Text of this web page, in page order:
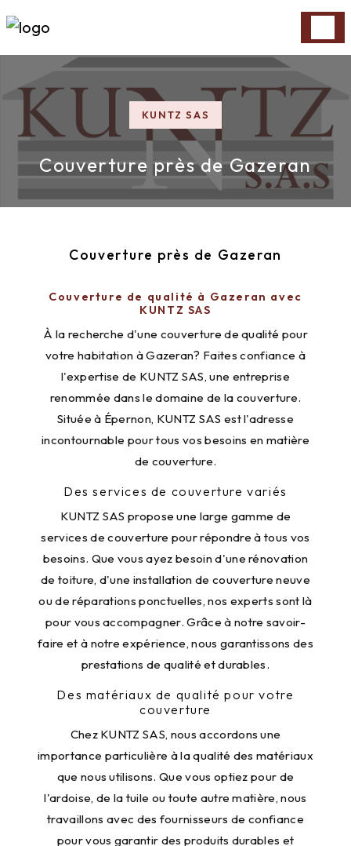
Couverture près de Gazeran
KUNTZ SAS
Couverture près de Gazeran
Couverture de qualité à Gazeran avec
KUNTZ SAS
À la recherche d'une couverture de qualité pour
votre habitation à Gazeran? Faites confiance à
l'expertise de KUNTZ SAS, une entreprise
renommée dans le domaine de la couverture.
Située à Épernon, KUNTZ SAS est l'adresse
incontournable pour tous vos besoins en matière
de couverture.
Des services de couverture variés
KUNTZ SAS propose une large gamme de
services de couverture pour répondre à tous vos
besoins. Que vous ayez besoin d'une rénovation
de toiture, d'une installation de couverture neuve
ou de réparations ponctuelles, nos experts sont là
pour vous accompagner. Grâce à notre savoir-
faire et à notre expérience, nous garantissons des
prestations de qualité et durables.
Des matériaux de qualité pour votre
couverture
Chez KUNTZ SAS, nous accordons une
importance particulière à la qualité des matériaux
que nous utilisons. Que vous optiez pour de
l'ardoise, de la tuile ou toute autre matière, nous
travaillons avec des fournisseurs de confiance
pour vous garantir des produits durables et